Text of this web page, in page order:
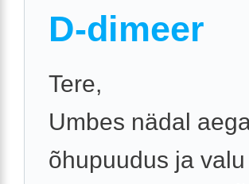
D-dimeer
Tere,
Umbes nädal
õhupuudus ja